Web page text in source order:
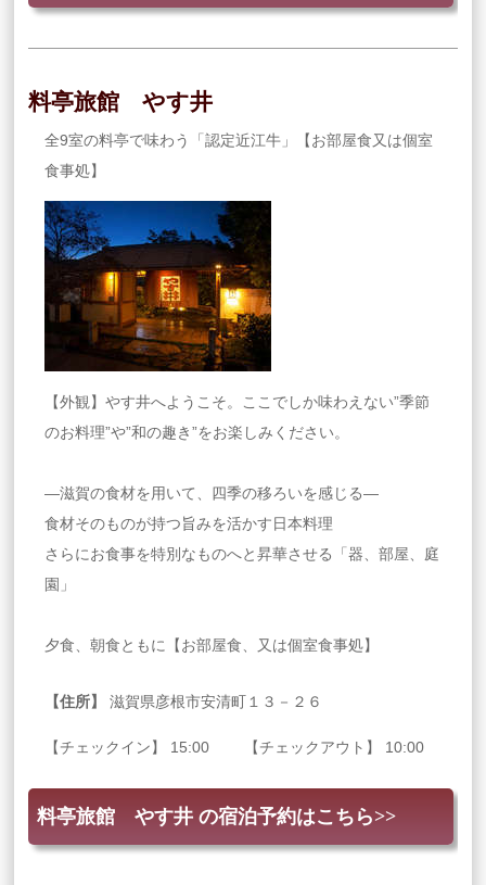
料亭旅館 やす井
全9室の料亭で味わう「認定近江牛」【お部屋食又は個室
食事処】
【外観】やす井へようこそ。ここでしか味わえない”季節
のお料理”や”和の趣き”をお楽しみください。
―滋賀の食材を用いて、四季の移ろいを感じる―
食材そのものが持つ旨みを活かす日本料理
さらにお食事を特別なものへと昇華させる「器、部屋、庭
園」
夕食、朝食ともに【お部屋食、又は個室食事処】
【住所】 滋賀県彦根市安清町１３－２６
【チェックイン】 15:00 【チェックアウト】 10:00
料亭旅館 やす井 の宿泊予約はこちら>>